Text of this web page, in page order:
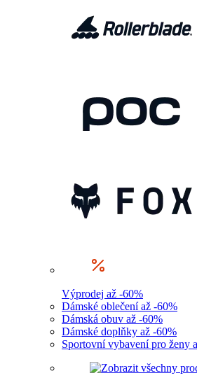
Výprodej až -60%
Dámské oblečení až -60%
Dámská obuv až -60%
Dámské doplňky až -60%
Sportovní vybavení pro ženy